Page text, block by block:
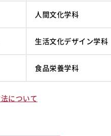
人間文化学科
生活文化デザイン学科
食品栄養学科
について